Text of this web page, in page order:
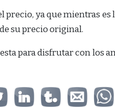
precio, ya que mientras es
su precio original.
para disfrutar con los